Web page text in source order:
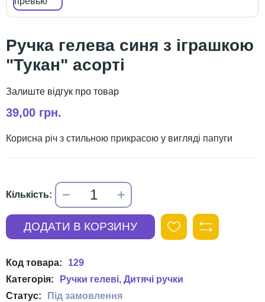
Ручка гелева синя з іграшкою
"Тукан" асорті
39,00 грн.
Корисна річ з стильною прикрасою у вигляді папуги
129
Ручки гелеві Дитячі ручки